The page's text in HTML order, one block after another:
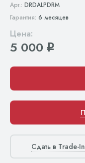
Арт.: DRDALPDRM
Гарантия: 6 месяцев
Цена:
5 000 q
Сдать в Trade-In